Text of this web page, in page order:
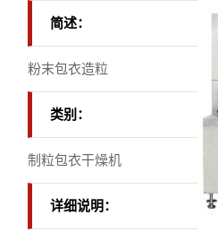
简述：
粉末包衣造粒
类别：
制粒包衣干燥机
详细说明：